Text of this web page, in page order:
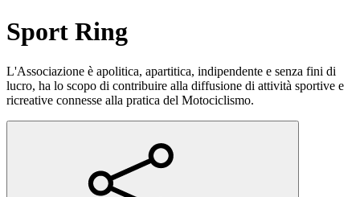
Sport Ring
L'Associazione è apolitica, apartitica, indipendente e senza fini di
lucro, ha lo scopo di contribuire alla diffusione di attività sportive e
ricreative connesse alla pratica del Motociclismo.